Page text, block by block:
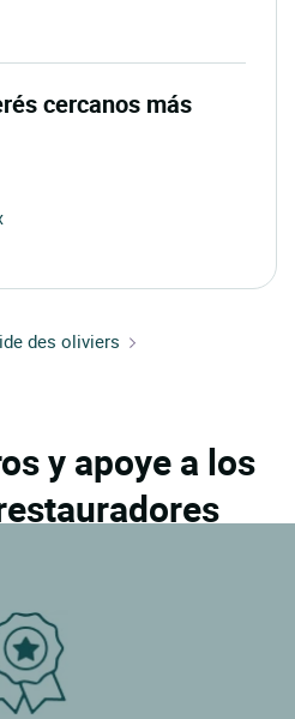
cercanos más
des oliviers
y apoye a los